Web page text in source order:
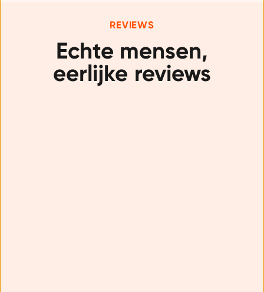
Draag je fit lifestyle uit
Laat zien waar je voor staat. Deze tas past
bij alles wat je doet: werk, sportschool, markt
REVIEWS
Echte mensen,
eerlijke reviews